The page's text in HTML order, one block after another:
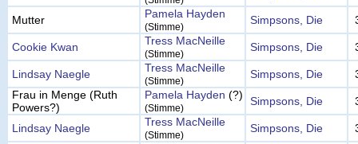
Mutter Pamela Hayden
(Stimme)
Simpsons, Die
Cookie Kwan Tress MacNeille
(Stimme)
Simpsons, Die
Lindsay Naegle Tress MacNeille
(Stimme)
Simpsons, Die
Frau in Menge (Ruth
Powers?)
Pamela Hayden (?)
(Stimme)
Simpsons, Die
Lindsay Naegle Tress MacNeille
(Stimme)
Simpsons, Die